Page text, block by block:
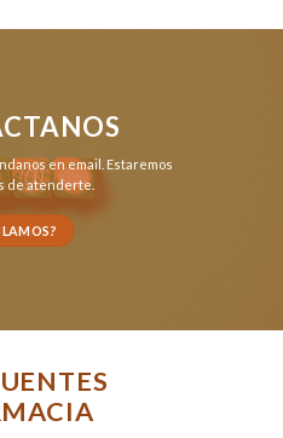
en email . Estaremos
de atenderte.